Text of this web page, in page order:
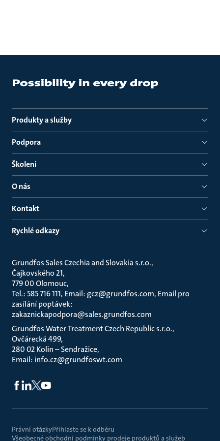
Produkty a služby
Podpora
Školení
O nás
Kontakt
Rychlé odkazy
Grundfos Sales Czechia and Slovakia s.r.o.
Čajkovského 21
779 00 Olomouc
Tel.: 585 716 111, Email: gcz@grundfos.com, Email pro
zasílání poptávek:
zakaznickapodpora@sales.grundfos.com
Grundfos Water Treatment Czech Republic s.r.o.
Ovčárecká 499
280 02 Kolin – Sendražice
Email: info.cz@grundfoswt.com
Právní otázkyPřihlaste se k odběru
Všeobecné obchodní podmínky prodeje produktů a služeb